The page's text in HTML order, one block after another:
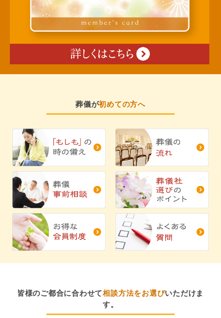
葬儀が初めての方へ
皆様のご都合に合わせて相談方法をお選びいただけま
す。